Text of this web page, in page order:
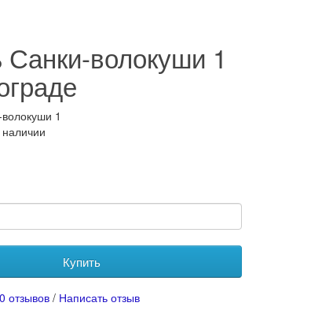
Санки-волокуши 1
1
Купить
0 отзывов / Написать отзыв